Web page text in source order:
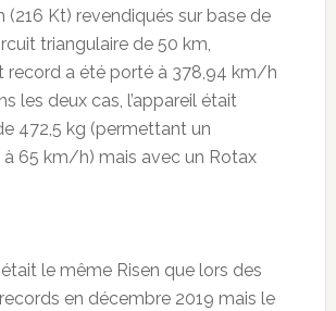
Kt) revendiqués sur base de
triangulaire de 50 km,
record a été porté à 378,94 km/h
les deux cas, l’appareil était
472,5 kg (permettant un
65 km/h) mais avec un Rotax
le même Risen que lors des
en décembre 2019 mais le